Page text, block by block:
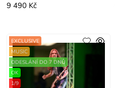
9 490 Kč
EXCLUSIVE
MUSIC
ODESLÁNÍ DO 7 DNŮ
OK
1/9